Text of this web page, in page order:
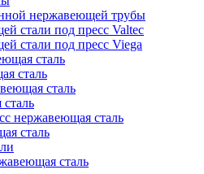
нержавеющей трубы
стали под пресс Valtec
стали под пресс Viega
сталь
сталь
сталь
нержавеющая сталь
сталь
сталь